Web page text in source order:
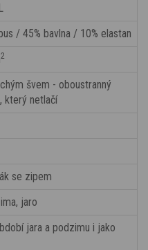
/ 45% bavlna / 10% elastan
2
švem - oboustranný
který netlačí
se zipem
jaro
jara a podzimu i jako